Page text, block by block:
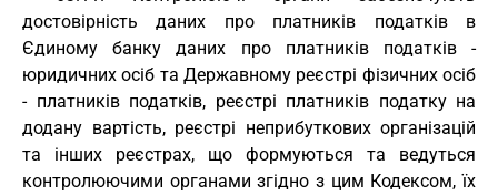
достовірність даних про платників податків в
Єдиному банку даних про платників податків -
юридичних осіб та Державному реєстрі фізичних осіб
- платників податків, реєстрі платників податку на
додану вартість, реєстрі неприбуткових організацій
та інших реєстрах, що формуються та ведуться
контролюючими органами згідно з цим Кодексом, їх